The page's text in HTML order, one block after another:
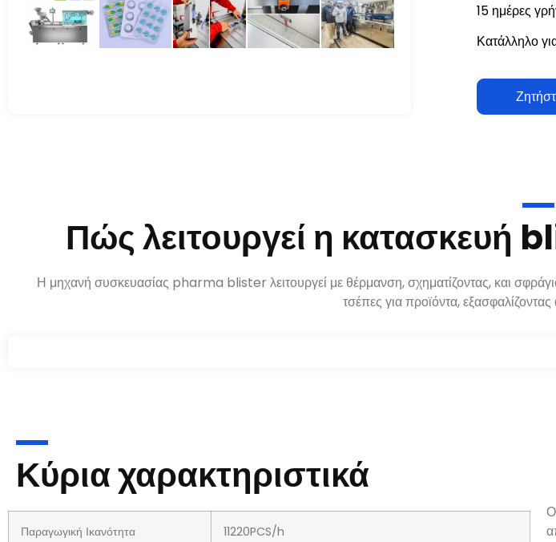
15 ημέρες
Κατάλληλο
Πώς λειτουργεί η κατασκευή
Η μηχανή συσκευασίας pharma blister λειτουργεί με θέρμανση, σχηματίζοντας, και
τσέπες για προϊόντα,
Κύρια χαρακτηριστικά
Παραγωγική Ικανότητα 11220PCS/h